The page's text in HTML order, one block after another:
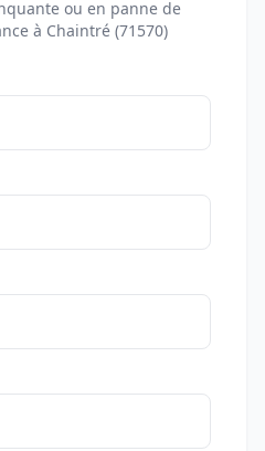
ou en panne de
à Chaintré (71570)